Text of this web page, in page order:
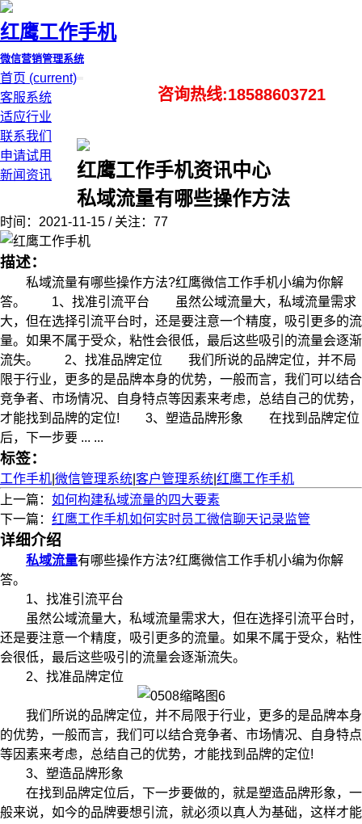
红鹰工作手机
微信营销管理系统
首页 (current)
客服系统
适应行业
联系我们
申请试用
新闻资讯
咨询热线:18588603721
红鹰工作手机资讯中心
私域流量有哪些操作方法
时间：2021-11-15 / 关注：77
描述：
私域流量有哪些操作方法?红鹰微信工作手机小编为你解
答。 1、找准引流平台 虽然公域流量大，私域流量需求
大，但在选择引流平台时，还是要注意一个精度，吸引更多的流
量。如果不属于受众，粘性会很低，最后这些吸引的流量会逐渐
流失。 2、找准品牌定位 我们所说的品牌定位，并不局
限于行业，更多的是品牌本身的优势，一般而言，我们可以结合
竞争者、市场情况、自身特点等因素来考虑，总结自己的优势，
才能找到品牌的定位! 3、塑造品牌形象 在找到品牌定位
后，下一步要 ... ...
标签：
工作手机 微信管理系统 客户管理系统 红鹰工作手机
上一篇： 如何构建私域流量的四大要素
下一篇： 红鹰工作手机如何实时员工微信聊天记录监管
详细介绍
私域流量有哪些操作方法?红鹰微信工作手机小编为你解
答。
1、找准引流平台
虽然公域流量大，私域流量需求大，但在选择引流平台时，
还是要注意一个精度，吸引更多的流量。如果不属于受众，粘性
会很低，最后这些吸引的流量会逐渐流失。
2、找准品牌定位
我们所说的品牌定位，并不局限于行业，更多的是品牌本身
的优势，一般而言，我们可以结合竞争者、市场情况、自身特点
等因素来考虑，总结自己的优势，才能找到品牌的定位!
3、塑造品牌形象
在找到品牌定位后，下一步要做的，就是塑造品牌形象，一
般来说，如今的品牌要想引流，就必须以真人为基础，这样才能